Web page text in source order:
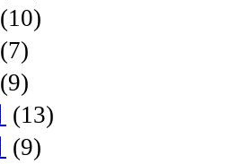
(10)
(7)
(9)
(13)
(9)